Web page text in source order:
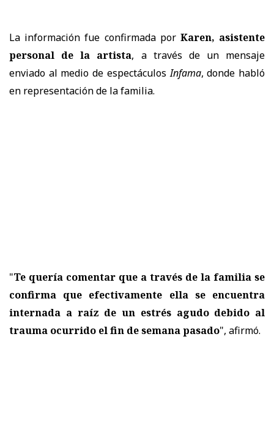
La información fue confirmada por Karen, asistente
personal de la artista, a través de un mensaje
enviado al medio de espectáculosInfama, donde habló
en representación de la familia.
"Te quería comentar que a través de la familia se
confirma que efectivamente ella se encuentra
internada a raíz de un estrés agudo debido al
trauma ocurrido el fin de semana pasado", afirmó.